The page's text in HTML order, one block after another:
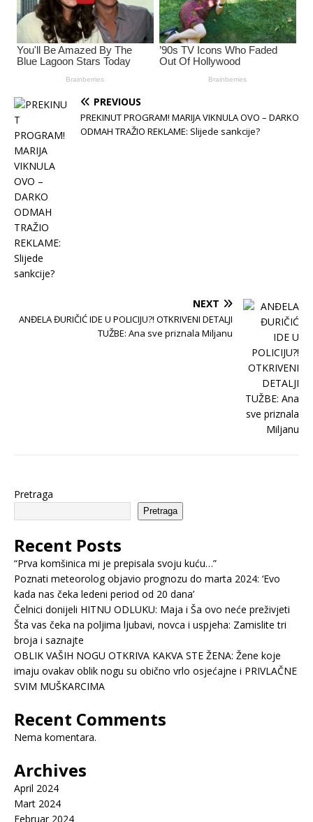
PREVIOUS
PREKINUT PROGRAM! MARIJA VIKNULA OVO – DARKO
ODMAH TRAŽIO REKLAME: Slijede sankcije?
NEXT
ANĐELA ĐURIČIĆ IDE U POLICIJU?! OTKRIVENI DETALJI
TUŽBE: Ana sve priznala Miljanu
Pretraga
Pretraga
Recent Posts
“Prva komšinica mi je prepisala svoju kuću…”
Poznati meteorolog objavio prognozu do marta 2024: ‘Evo
kada nas čeka ledeni period od 20 dana’
Čelnici donijeli HITNU ODLUKU: Maja i Ša ovo neće preživjeti
Šta vas čeka na poljima ljubavi, novca i uspjeha: Zamislite tri
broja i saznajte
OBLIK VAŠIH NOGU OTKRIVA KAKVA STE ŽENA: Žene koje
imaju ovakav oblik nogu su obično vrlo osjećajne i PRIVLAČNE
SVIM MUŠKARCIMA
Recent Comments
Nema komentara.
Archives
April 2024
Mart 2024
Februar 2024